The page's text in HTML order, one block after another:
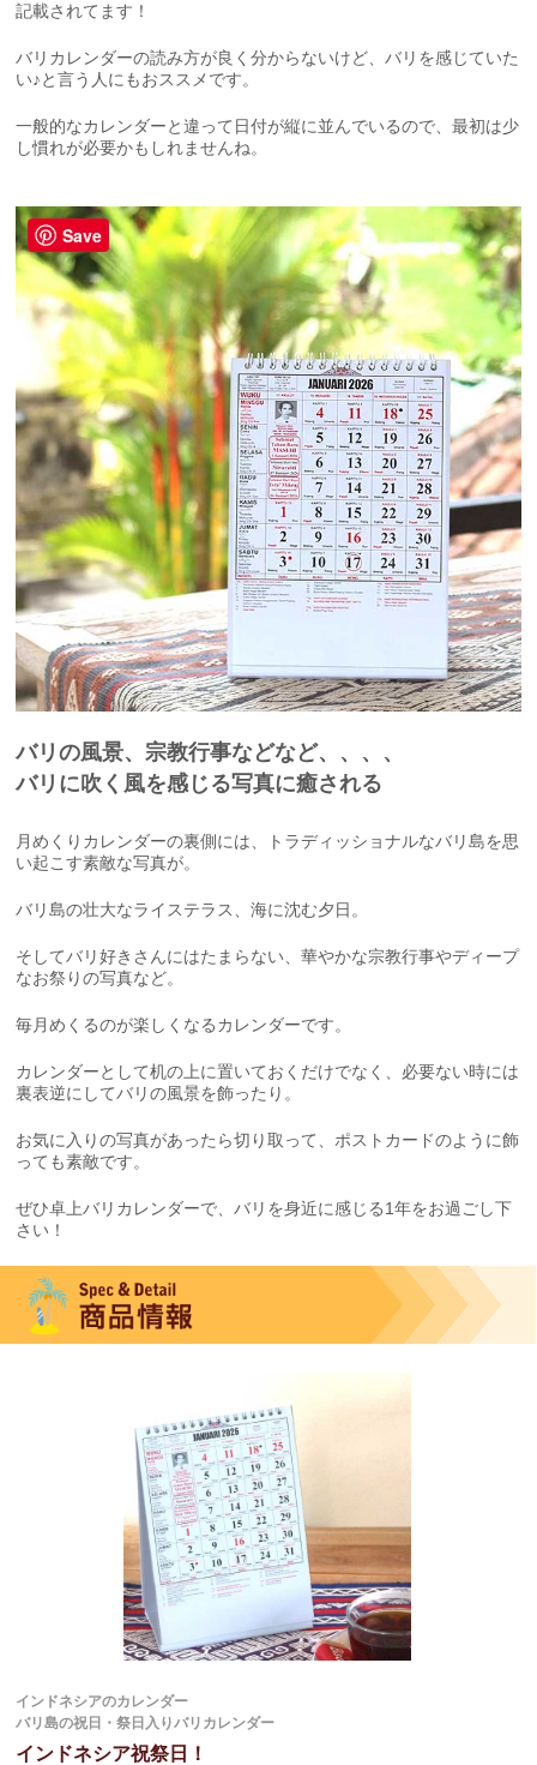
記載されてます！
バリカレンダーの読み方が良く分からないけど、バリを感じていた
い♪と言う人にもおススメです。
一般的なカレンダーと違って日付が縦に並んでいるので、最初は少
し慣れが必要かもしれませんね。
バリの風景、宗教行事などなど、、、、
バリに吹く風を感じる写真に癒される
月めくりカレンダーの裏側には、トラディッショナルなバリ島を思
い起こす素敵な写真が。
バリ島の壮大なライステラス、海に沈む夕日。
そしてバリ好きさんにはたまらない、華やかな宗教行事やディープ
なお祭りの写真など。
毎月めくるのが楽しくなるカレンダーです。
カレンダーとして机の上に置いておくだけでなく、必要ない時には
裏表逆にしてバリの風景を飾ったり。
お気に入りの写真があったら切り取って、ポストカードのように飾
っても素敵です。
ぜひ卓上バリカレンダーで、バリを身近に感じる1年をお過ごし下
さい！
インドネシアのカレンダー
バリ島の祝日・祭日入りバリカレンダー
インドネシア祝祭日！
Save